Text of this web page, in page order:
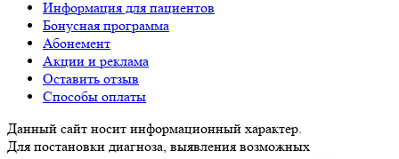
Информация для пациентов
Бонусная программа
Абонемент
Акции и реклама
Оставить отзыв
Способы оплаты
Данный сайт носит информационный характер.
Для постановки диагноза, выявления возможных